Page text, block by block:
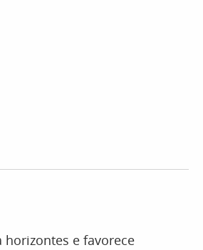
horizontes e favorece